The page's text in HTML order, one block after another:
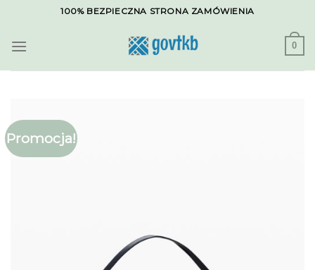
content
100% BEZPIECZNA STRONA ZAMÓWIENIA
0
Promocja!